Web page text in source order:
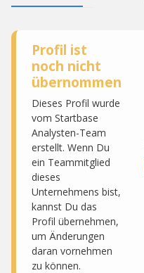
Profil ist
noch nicht
übernommen
Dieses Profil wurde
vom Startbase
Analysten-Team
erstellt. Wenn Du
ein Teammitglied
dieses
Unternehmens bist,
kannst Du das
Profil übernehmen,
um Änderungen
daran vornehmen
zu können.